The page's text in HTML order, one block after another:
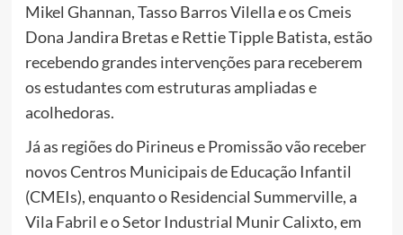
Mikel Ghannan, Tasso Barros Vilella e os Cmeis
Dona Jandira Bretas e Rettie Tipple Batista, estão
recebendo grandes intervenções para receberem
os estudantes com estruturas ampliadas e
acolhedoras.
Já as regiões do Pirineus e Promissão vão receber
novos Centros Municipais de Educação Infantil
(CMEIs), enquanto o Residencial Summerville, a
Vila Fabril e o Setor Industrial Munir Calixto, em